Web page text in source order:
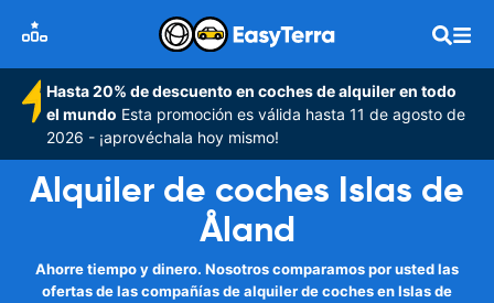
Hasta 20% de descuento en coches de alquiler en todo
el mundo Esta promoción es válida hasta 11 de agosto de
2026 - ¡aprovéchala hoy mismo!
Alquiler de coches Islas de
Åland
Ahorre tiempo y dinero. Nosotros comparamos por usted las
ofertas de las compañías de alquiler de coches en Islas de